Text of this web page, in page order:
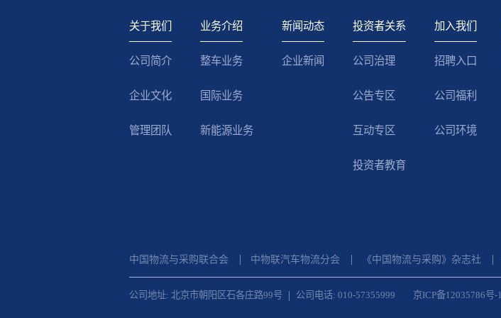
关于我们
公司简介
企业文化
管理团队
业务介绍
整车业务
国际业务
新能源业务
新闻动态
企业新闻
投资者关系
公司治理
公告专区
互动专区
投资者教育
加入我们
招聘入口
公司福利
公司环境
中国物流与采购联合会 中物联汽车物流分会 《中国物流与采购》杂志社
公司地址: 北京市朝阳区石各庄路99号 公司电话: 010-57355999 京ICP备12035786号-1